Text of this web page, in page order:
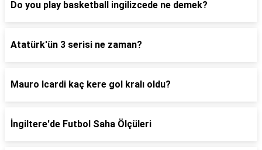
Do you play basketball ingilizcede ne demek?
Atatürk'ün 3 serisi ne zaman?
Mauro Icardi kaç kere gol kralı oldu?
İngiltere'de Futbol Saha Ölçüleri